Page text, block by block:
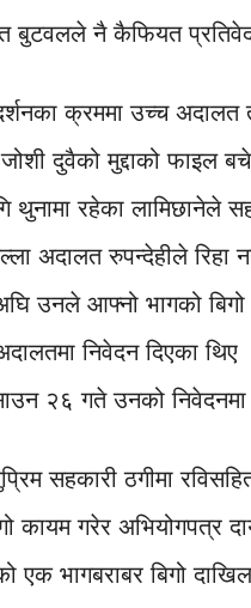
बुटवलले नै कैफियत
क्रममा उच्च
दुवैको मुद्दाको फाइल
थुनामा रहेका
अदालत रुपन्देहीले
उनले आफ्नो भागको बिगो
निवेदन दिएका
२६ गते उनको निवेदनमा
सहकारी ठगीमा
कायम गरेर अभियोगपत्र
एक भागबराबर बिगो